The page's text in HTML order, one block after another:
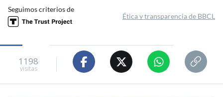
Seguimos criterios de
Ética y transparencia de BBCL
1198
visitas